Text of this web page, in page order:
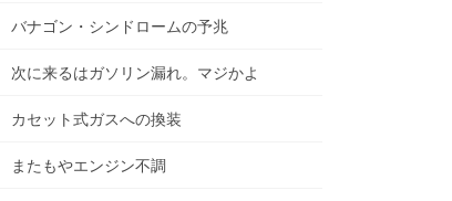
バナゴン・シンドロームの予兆
次に来るはガソリン漏れ。マジかよ
カセット式ガスへの換装
またもやエンジン不調